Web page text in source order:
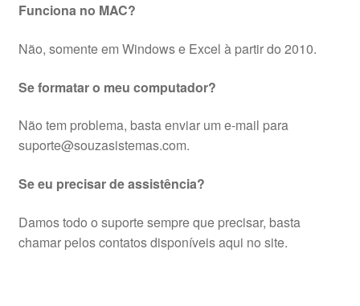
Funciona no MAC?
Não, somente em Windows e Excel à partir do 2010.
Se formatar o meu computador?
Não tem problema, basta enviar um e-mail para
suporte@souzasistemas.com.
Se eu precisar de assistência?
Damos todo o suporte sempre que precisar, basta
chamar pelos contatos disponíveis aqui no site.